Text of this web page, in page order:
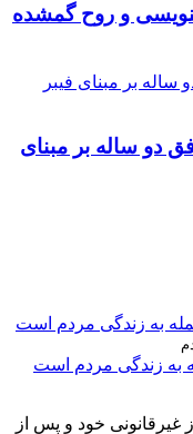
و روح گمشده
دو ساله بر مبنای
به زندگی مردم است
غیرقانونی خود و پس از